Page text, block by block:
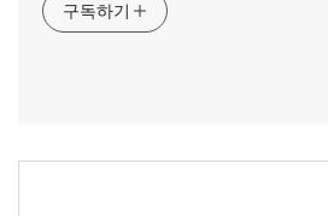
구독하기